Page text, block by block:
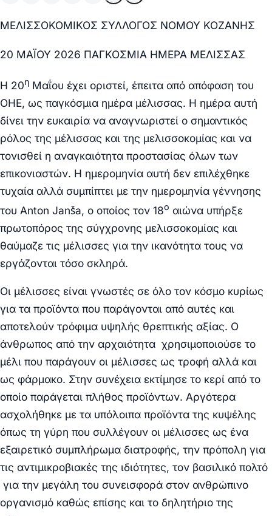
ΜΕΛΙΣΣΟΚΟΜΙΚΟΣ ΣΥΛΛΟΓΟΣ ΝΟΜΟΥ ΚΟΖΑΝΗΣ
20 ΜΑΪΟΥ 2026 ΠΑΓΚΟΣΜΙΑ ΗΜΕΡΑ ΜΕΛΙΣΣΑΣ
Η 20η Μαΐου έχει οριστεί, έπειτα από απόφαση του
ΟΗΕ, ως παγκόσμια ημέρα μέλισσας. Η ημέρα αυτή
δίνει την ευκαιρία να αναγνωριστεί ο σημαντικός
ρόλος της μέλισσας και της μελισσοκομίας και να
τονισθεί η αναγκαιότητα προστασίας όλων των
επικονιαστών. Η ημερομηνία αυτή δεν επιλέχθηκε
τυχαία αλλά συμπίπτει με την ημερομηνία γέννησης
του Anton Janša, ο οποίος τον 18ο αιώνα υπήρξε
πρωτοπόρος της σύγχρονης μελισσοκομίας και
θαύμαζε τις μέλισσες για την ικανότητα τους να
εργάζονται τόσο σκληρά.
Οι μέλισσες είναι γνωστές σε όλο τον κόσμο κυρίως
για τα προϊόντα που παράγονται από αυτές και
αποτελούν τρόφιμα υψηλής θρεπτικής αξίας. Ο
άνθρωπος από την αρχαιότητα χρησιμοποιούσε το
μέλι που παράγουν οι μέλισσες ως τροφή αλλά και
ως φάρμακο. Στην συνέχεια εκτίμησε το κερί από το
οποίο παράγεται πλήθος προϊόντων. Αργότερα
ασχολήθηκε με τα υπόλοιπα προϊόντα της κυψέλης
όπως τη γύρη που συλλέγουν οι μέλισσες ως ένα
εξαιρετικό συμπλήρωμα διατροφής, την πρόπολη για
τις αντιμικροβιακές της ιδιότητες, τον βασιλικό πολτό
για την μεγάλη του συνεισφορά στον ανθρώπινο
οργανισμό καθώς επίσης και το δηλητήριο της